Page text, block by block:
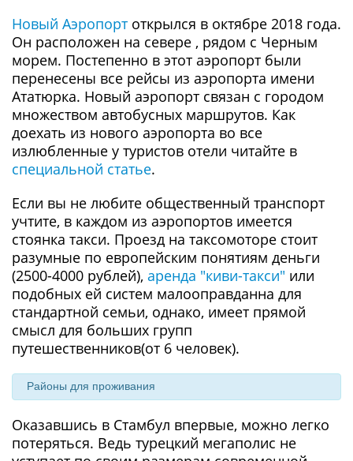
Новый Аэропорт открылся в октябре 2018 года.
Он расположен на севере , рядом с Черным
морем. Постепенно в этот аэропорт были
перенесены все рейсы из аэропорта имени
Ататюрка. Новый аэропорт связан с городом
множеством автобусных маршрутов. Как
доехать из нового аэропорта во все
излюбленные у туристов отели читайте в
cпециальной статье.
Если вы не любите общественный транспорт
учтите, в каждом из аэропортов имеется
стоянка такси. Проезд на таксомоторе стоит
разумные по европейским понятиям деньги
(2500-4000 рублей), аренда "киви-такси" или
подобных ей систем малооправданна для
стандартной семьи, однако, имеет прямой
смысл для больших групп
путешественников(от 6 человек).
Районы для проживания
Оказавшись в Стамбул впервые, можно легко
потеряться. Ведь турецкий мегаполис не